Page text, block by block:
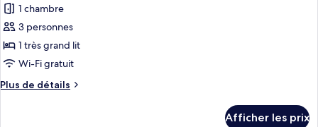
la
marina
sur
la
marina
pour
ce
type
de
chambre :
Chambre,
1 chambre
3 personnes
1 très grand lit
Wi-Fi gratuit
Plus de détails
Plus
Afficher les prix